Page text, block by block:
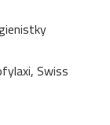
Swiss